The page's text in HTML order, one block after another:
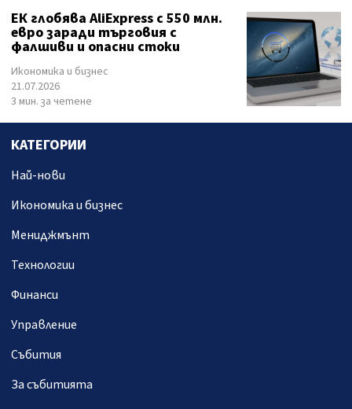
ЕК глобява AliExpress с 550 млн.
евро заради търговия с
фалшиви и опасни стоки
Икономика и бизнес
21.07.2026
3 мин. за четене
КАТЕГОРИИ
Най-нови
Икономика и бизнес
Мениджмънт
Технологии
Финанси
Управление
Събития
За събитията